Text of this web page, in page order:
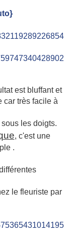
est bluffant et
car très facile à
les doigts.
, c'est une
.
le fleuriste par